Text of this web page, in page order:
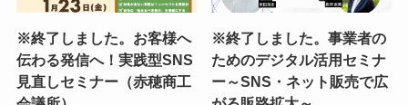
※終了しました。お客様へ
伝わる発信へ！実践型SNS
見直しセミナー（赤穂商工
※終了しました。事業者の
ためのデジタル活用セミナ
ー～SNS・ネット販売で広